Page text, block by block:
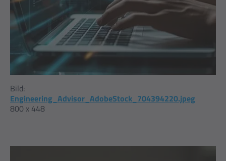
Bild:
Engineering_Advisor_AdobeStock_704394220.jpeg
800 x 448